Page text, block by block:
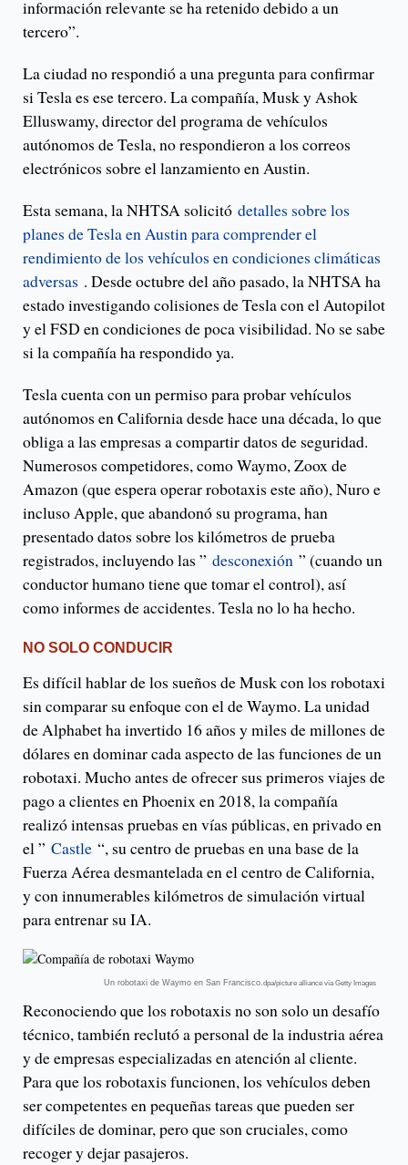
información relevante se ha retenido debido a un
tercero”.
La ciudad no respondió a una pregunta para confirmar
si Tesla es ese tercero. La compañía, Musk y Ashok
Elluswamy, director del programa de vehículos
autónomos de Tesla, no respondieron a los correos
electrónicos sobre el lanzamiento en Austin.
Esta semana, la NHTSA solicitó detalles sobre los
planes de Tesla en Austin para comprender el
rendimiento de los vehículos en condiciones climáticas
adversas . Desde octubre del año pasado, la NHTSA ha
estado investigando colisiones de Tesla con el Autopilot
y el FSD en condiciones de poca visibilidad. No se sabe
si la compañía ha respondido ya.
Tesla cuenta con un permiso para probar vehículos
autónomos en California desde hace una década, lo que
obliga a las empresas a compartir datos de seguridad.
Numerosos competidores, como Waymo, Zoox de
Amazon (que espera operar robotaxis este año), Nuro e
incluso Apple, que abandonó su programa, han
presentado datos sobre los kilómetros de prueba
registrados, incluyendo las ” desconexión ” (cuando un
conductor humano tiene que tomar el control), así
como informes de accidentes. Tesla no lo ha hecho.
NO SOLO CONDUCIR
Es difícil hablar de los sueños de Musk con los robotaxi
sin comparar su enfoque con el de Waymo. La unidad
de Alphabet ha invertido 16 años y miles de millones de
dólares en dominar cada aspecto de las funciones de un
robotaxi. Mucho antes de ofrecer sus primeros viajes de
pago a clientes en Phoenix en 2018, la compañía
realizó intensas pruebas en vías públicas, en privado en
el ” Castle “, su centro de pruebas en una base de la
Fuerza Aérea desmantelada en el centro de California,
y con innumerables kilómetros de simulación virtual
para entrenar su IA.
Un robotaxi de Waymo en San Francisco.dpa/picture alliance vía Getty Images
Reconociendo que los robotaxis no son solo un desafío
técnico, también reclutó a personal de la industria aérea
y de empresas especializadas en atención al cliente.
Para que los robotaxis funcionen, los vehículos deben
ser competentes en pequeñas tareas que pueden ser
difíciles de dominar, pero que son cruciales, como
recoger y dejar pasajeros.